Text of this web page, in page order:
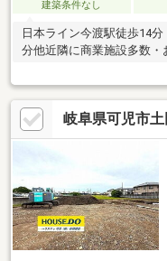
建築条件なし
日本ライン今渡駅徒歩14
分他近隣に商業施設多数・
岐阜県可児市